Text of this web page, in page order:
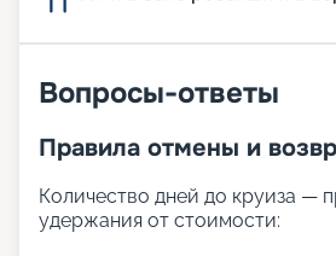
Вопросы-ответы
Правила отмены и
Количество дней до круиза —
удержания от стоимости: